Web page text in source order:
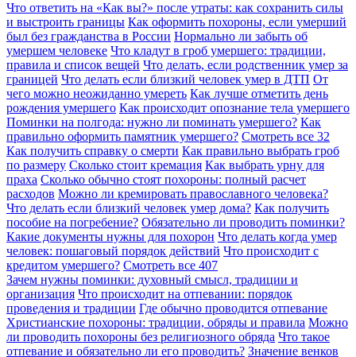
Что ответить на «Как вы?» после утраты: как сохранить силы
и выстроить границы Как оформить похороны, если умерший
был без гражданства в России Нормально ли забыть об
умершем человеке Что кладут в гроб умершего: традиции,
правила и список вещей Что делать, если родственник умер за
границей Что делать если близкий человек умер в ДТП От
чего можно неожиданно умереть Как лучше отметить день
рождения умершего Как происходит опознание тела умершего
Поминки на полгода: нужно ли поминать умершего? Как
правильно оформить памятник умершего? Смотреть все 32
Как получить справку о смерти Как правильно выбрать гроб
по размеру Сколько стоит кремация Как выбрать урну для
праха Сколько обычно стоят похороны: полный расчет
расходов Можно ли кремировать православного человека?
Что делать если близкий человек умер дома? Как получить
пособие на погребение? Обязательно ли проводить поминки?
Какие документы нужны для похорон Что делать когда умер
человек: пошаговый порядок действий Что происходит с
кредитом умершего? Смотреть все 407
Зачем нужны поминки: духовный смысл, традиции и
организация Что происходит на отпевании: порядок
проведения и традиции Где обычно проводится отпевание
Христианские похороны: традиции, обряды и правила Можно
ли проводить похороны без религиозного обряда Что такое
отпевание и обязательно ли его проводить? Значение венков